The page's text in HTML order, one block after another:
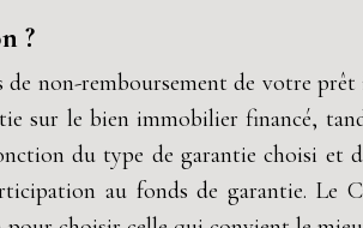
?
non-remboursement de votre
sur le bien immobilier financé,
du type de garantie choisi et
au fonds de garantie.